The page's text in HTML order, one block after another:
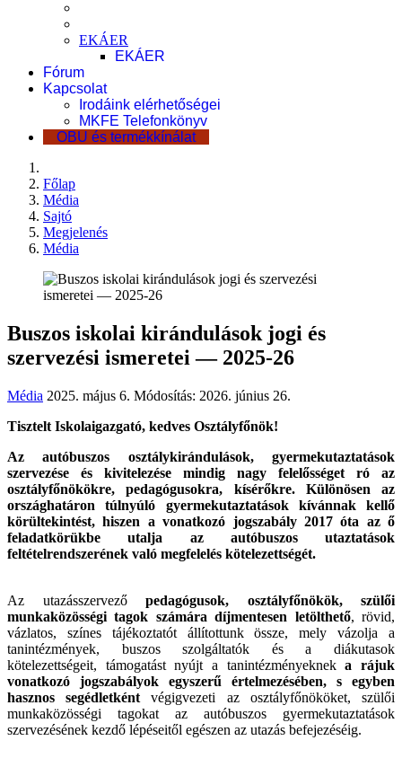
EKÁER
EKÁER
Fórum
Kapcsolat
Irodáink elérhetőségei
MKFE Telefonkönyv
OBU és termékkínálat
Főlap
Média
Sajtó
Megjelenés
Média
Buszos iskolai kirándulások jogi és
szervezési ismeretei — 2025-26
Média 2025. május 6. Módosítás: 2026. június 26.
Tisztelt Iskolaigazgató, kedves Osztályfőnök!
Az autóbuszos osztálykirándulások, gyermekutaztatások
szervezése és kivitelezése mindig nagy felelősséget ró az
osztályfőnökökre, pedagógusokra, kísérőkre. Különösen az
országhatáron túlnyúló gyermekutaztatások kívánnak kellő
körültekintést, hiszen a vonatkozó jogszabály 2017 óta az ő
feladatkörükbe utalja az autóbuszos utaztatások
feltételrendszerének való megfelelés kötelezettségét.
Az utazásszervező pedagógusok, osztályfőnökök, szülői
munkaközösségi tagok számára díjmentesen letölthető, rövid,
vázlatos, színes tájékoztatót állítottunk össze, mely vázolja a
tanintézmények, buszos szolgáltatók és a diákutasok
kötelezettségeit, támogatást nyújt a tanintézményekneka rájuk
vonatkozó jogszabályok egyszerű értelmezésében, s egyben
hasznos segédletként végigvezeti az osztályfőnököket, szülői
munkaközösségi tagokat az autóbuszos gyermekutaztatások
szervezésének kezdő lépéseitől egészen az utazás befejezéséig.